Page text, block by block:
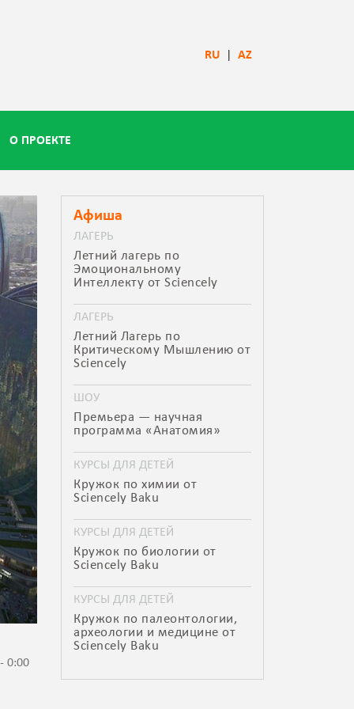
RU| AZ
О ПРОЕКТЕ
0:00
Афиша
ЛАГЕРЬ
Летний лагерь по
Эмоциональному
Интеллекту от Sciencely
ЛАГЕРЬ
Летний Лагерь по
Критическому Мышлению от
Sciencely
ШОУ
Премьера — научная
программа «Анатомия»
КУРСЫ ДЛЯ ДЕТЕЙ
Кружок по химии от
Sciencely Baku
КУРСЫ ДЛЯ ДЕТЕЙ
Кружок по биологии от
Sciencely Baku
КУРСЫ ДЛЯ ДЕТЕЙ
Кружок по палеонтологии,
археологии и медицине от
Sciencely Baku